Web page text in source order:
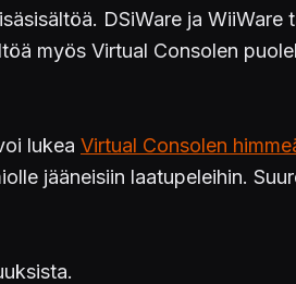
DSiWare ja
myös Virtual Consolen
lukea Virtual Consolen
jääneisiin laatupeleihin.